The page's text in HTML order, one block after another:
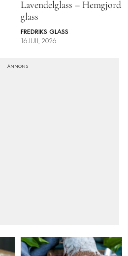
Lavendelglass – Hemgjord
glass
FREDRIKS GLASS
16 JULI, 2026